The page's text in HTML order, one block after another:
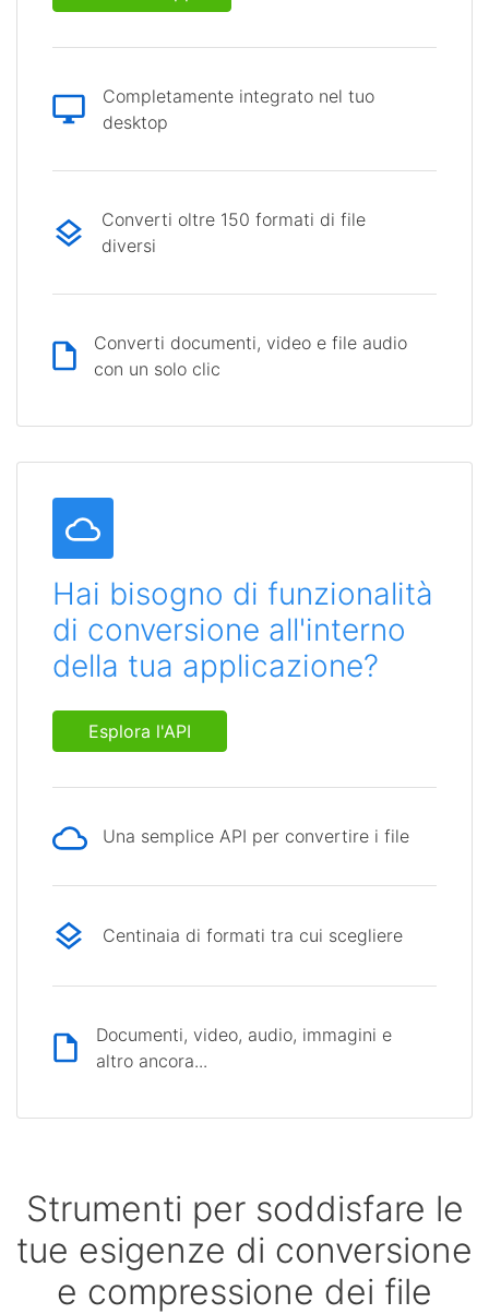
Completamente integrato nel tuo
desktop
Converti oltre 150 formati di file
diversi
Converti documenti, video e file audio
con un solo clic
Hai bisogno di funzionalità
di conversione all'interno
della tua applicazione?
Esplora l'API
Una semplice API per convertire i file
Centinaia di formati tra cui scegliere
Documenti, video, audio, immagini e
altro ancora...
Strumenti per soddisfare le
tue esigenze di conversione
e compressione dei file